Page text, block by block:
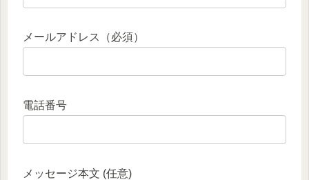
メールアドレス（必須）
電話番号
メッセージ本文 (任意)